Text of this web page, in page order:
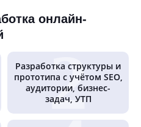
онлайн-
Разработка структуры и
прототипа с учётом SEO,
аудитории, бизнес-
задач, УТП